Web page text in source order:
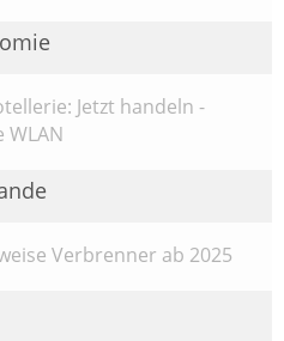
Jetzt handeln -
WLAN
Verbrenner ab 2025